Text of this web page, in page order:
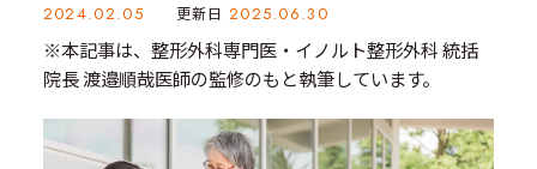
2024.02.05 更新日 2025.06.30
※本記事は、整形外科専門医・イノルト整形外科 統括
院長 渡邉順哉医師の監修のもと執筆しています。